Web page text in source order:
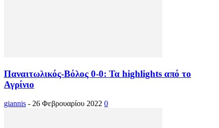
Παναιτωλικός-Βόλος 0-0: Τα highlights από το
Αγρίνιο
giannis - 26 Φεβρουαρίου 2022 0